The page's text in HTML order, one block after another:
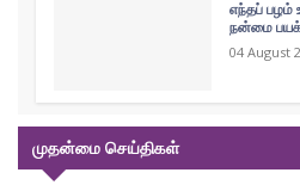
எந்தப் பழம்
நன்மை
04 August
முதன்மை செய்திகள்